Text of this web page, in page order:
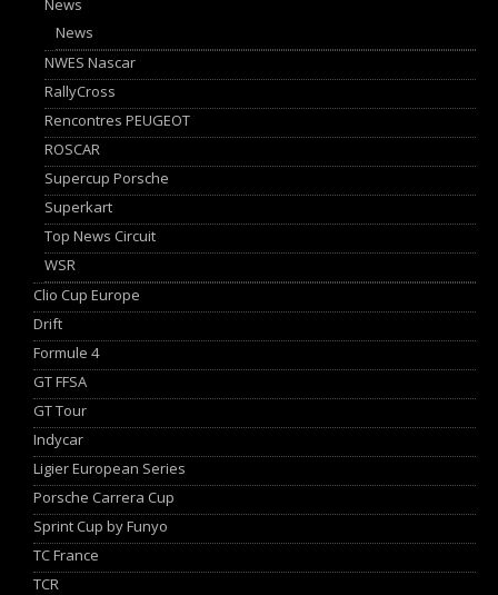
News
News
NWES Nascar
RallyCross
Rencontres PEUGEOT
ROSCAR
Supercup Porsche
Superkart
Top News Circuit
WSR
Clio Cup Europe
Drift
Formule 4
GT FFSA
GT Tour
Indycar
Ligier European Series
Porsche Carrera Cup
Sprint Cup by Funyo
TC France
TCR